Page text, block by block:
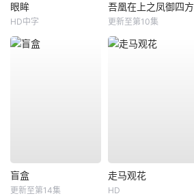
眼眸
HD中字
吾凰在上之凤御四方
更新至第10集
盲盒
更新至第14集
走马观花
HD